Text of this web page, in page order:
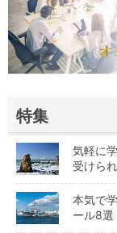
特集
気軽に
受けら
本気で
ール8選